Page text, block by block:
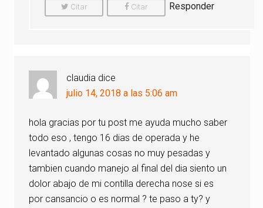
Citar
Comentario
Citar
Comentario
Responder
claudia dice
julio 14, 2018 a las 5:06 am
hola gracias por tu post me ayuda mucho saber
todo eso , tengo 16 dias de operada y he
levantado algunas cosas no muy pesadas y
tambien cuando manejo al final del dia siento un
dolor abajo de mi contilla derecha nose si es
por cansancio o es normal ? te paso a ty? y